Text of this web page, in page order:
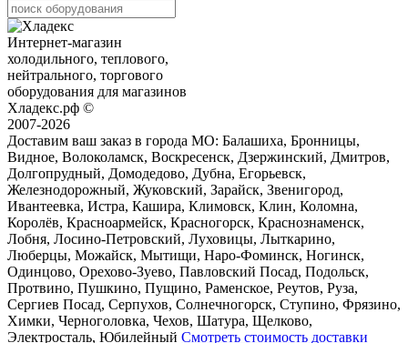
Интернет-магазин
холодильного, теплового,
нейтрального, торгового
оборудования для магазинов
Хладекс.рф ©
2007-2026
Доставим ваш заказ в города МО: Балашиха, Бронницы,
Видное, Волоколамск, Воскресенск, Дзержинский, Дмитров,
Долгопрудный, Домодедово, Дубна, Егорьевск,
Железнодорожный, Жуковский, Зарайск, Звенигород,
Ивантеевка, Истра, Кашира, Климовск, Клин, Коломна,
Королёв, Красноармейск, Красногорск, Краснознаменск,
Лобня, Лосино-Петровский, Луховицы, Лыткарино,
Люберцы, Можайск, Мытищи, Наро-Фоминск, Ногинск,
Одинцово, Орехово-Зуево, Павловский Посад, Подольск,
Протвино, Пушкино, Пущино, Раменское, Реутов, Руза,
Сергиев Посад, Серпухов, Солнечногорск, Ступино, Фрязино,
Химки, Черноголовка, Чехов, Шатура, Щелково,
Электросталь, Юбилейный Смотреть стоимость доставки